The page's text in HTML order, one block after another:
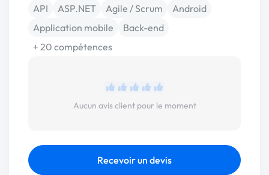
API ASP.NET Agile / Scrum
Android
Application mobile
Back-end
+ 20 compétences
Aucun avis client pour le moment
Recevoir un devis